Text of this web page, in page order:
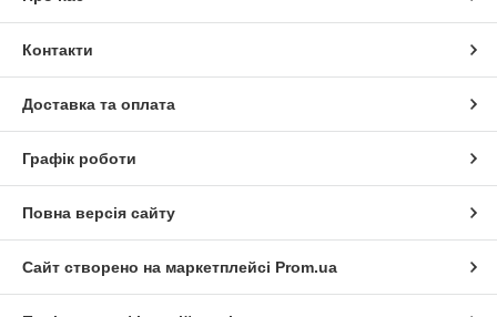
Контакти
Доставка та оплата
Графік роботи
Повна версія сайту
Сайт створено на маркетплейсі Prom.ua